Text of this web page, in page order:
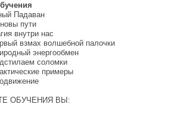
Падаван
пути
внутри нас
взмах волшебной палочки
энергообмен
соломки
примеры
ОБУЧЕНИЯ ВЫ: